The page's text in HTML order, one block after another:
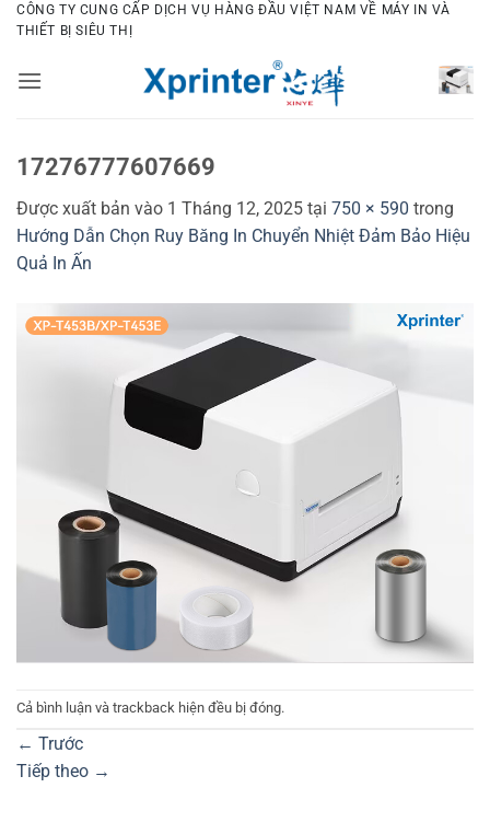
Bỏ
qua
dung
CÔNG TY CUNG CẤP DỊCH VỤ HÀNG ĐẦU VIỆT NAM VỀ MÁY IN VÀ
THIẾT BỊ SIÊU THỊ
17276777607669
Được xuất bản vào 1 Tháng 12, 2025 tại 750 × 590 trong
Hướng Dẫn Chọn Ruy Băng In Chuyển Nhiệt Đảm Bảo Hiệu
Quả In Ấn
Cả bình luận và trackback hiện đều bị đóng.
← Trước
Tiếp theo →